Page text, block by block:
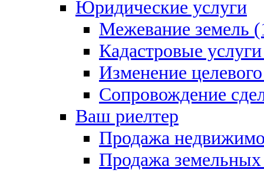
Юридические услуги
Межевание земель
Кадастровые
Изменение
Сопровождение
Ваш риелтер
Продажа
Продажа земельных